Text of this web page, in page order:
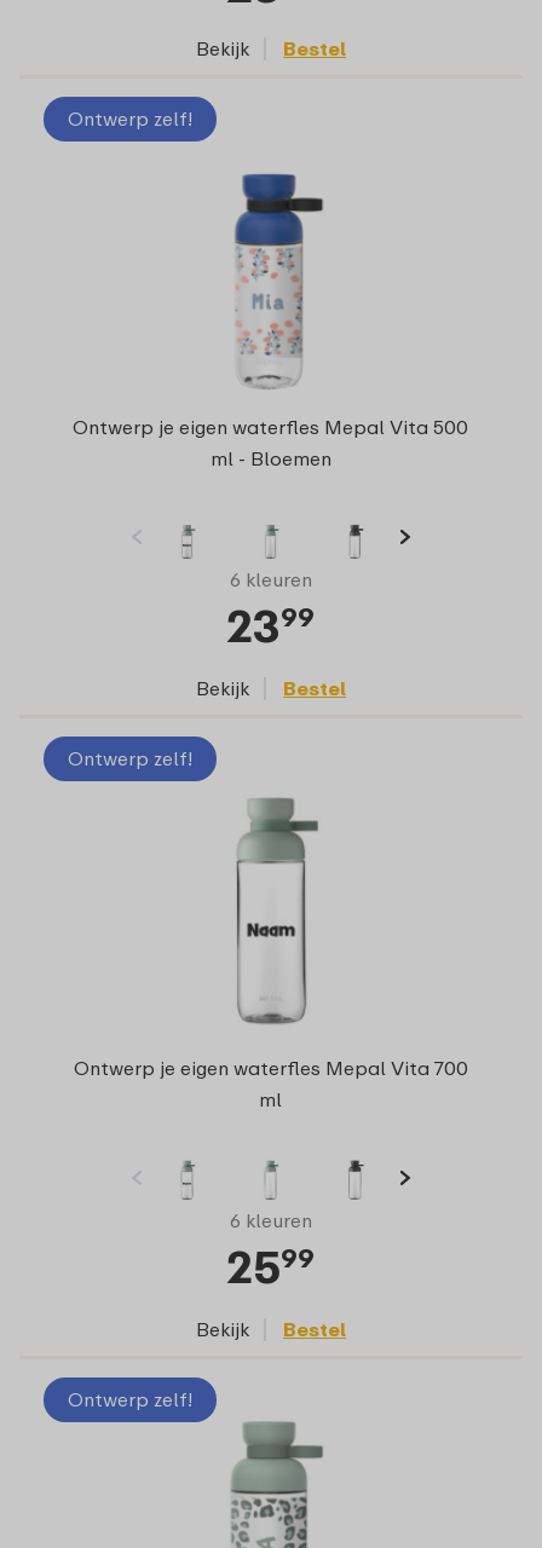
Bekijk Bestel
Ontwerp zelf!
Ontwerp je eigen waterfles Mepal Vita 500
ml - Bloemen
6 kleuren
2399
Bekijk Bestel
Ontwerp zelf!
Ontwerp je eigen waterfles Mepal Vita 700
ml
6 kleuren
2599
Bekijk Bestel
Ontwerp zelf!